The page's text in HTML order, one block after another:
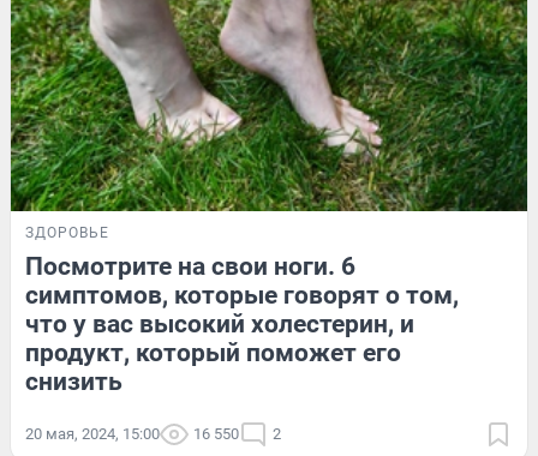
ЗДОРОВЬЕ
Посмотрите на свои ноги. 6
симптомов, которые говорят о том,
что у вас высокий холестерин, и
продукт, который поможет его
снизить
20 мая, 2024, 15:00 16 550 2